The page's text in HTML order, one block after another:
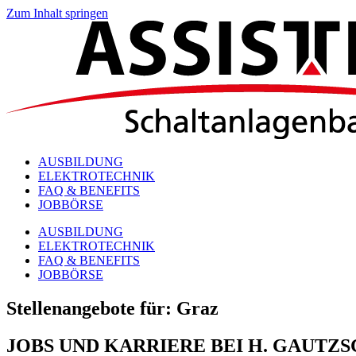
Zum Inhalt springen
AUSBILDUNG
ELEKTROTECHNIK
FAQ & BENEFITS
JOBBÖRSE
AUSBILDUNG
ELEKTROTECHNIK
FAQ & BENEFITS
JOBBÖRSE
Stellenangebote für: Graz
JOBS UND KARRIERE BEI H.